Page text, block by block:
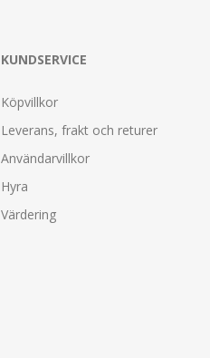
KUNDSERVICE
Köpvillkor
Leverans, frakt och returer
Användarvillkor
Hyra
Värdering